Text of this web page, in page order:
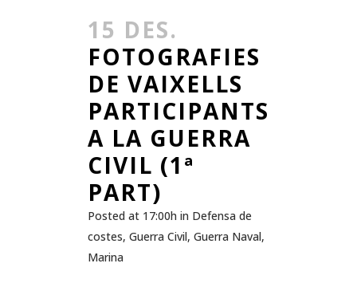
15 DES.
FOTOGRAFIES
DE VAIXELLS
PARTICIPANTS
A LA GUERRA
CIVIL (1ª
PART)
Posted at 17:00h in Defensa de
costes, Guerra Civil, Guerra Naval,
Marina